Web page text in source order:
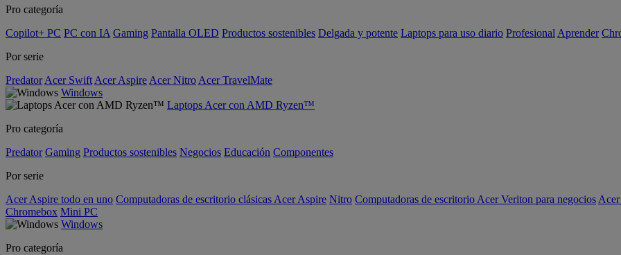
Pro categoría
Copilot+ PC PC con IA Gaming Pantalla OLED Productos sostenibles Delgada y potente Laptops para uso diario Profesional Aprender
Por serie
Predator Acer Swift Acer Aspire Acer Nitro Acer TravelMate
Windows
Laptops Acer con AMD Ryzen™
Pro categoría
Predator Gaming Productos sostenibles Negocios Educación Componentes
Por serie
Acer Aspire todo en uno Computadoras de escritorio clásicas Acer Aspire Nitro Computadoras de escritorio Acer Veriton para negocios
Chromebox Mini PC
Windows
Pro categoría